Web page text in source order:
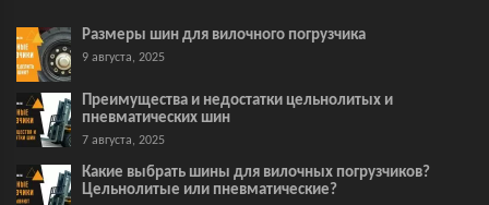
Размеры шин для вилочного погрузчика
9 августа, 2025
Преимущества и недостатки цельнолитых и
пневматических шин
7 августа, 2025
Какие выбрать шины для вилочных погрузчиков?
Цельнолитые или пневматические?